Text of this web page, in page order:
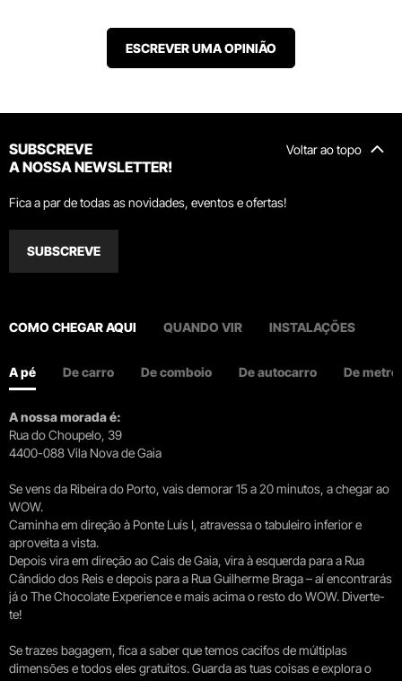
ESCREVER UMA OPINIÃO
Voltar ao topo
SUBSCREVE
A NOSSA NEWSLETTER!
Fica a par de todas as novidades, eventos e ofertas!
SUBSCREVE
COMO CHEGAR AQUI QUANDO VIR INSTALAÇÕES
A pé De carro De comboio De autocarro De metro
A nossa morada é:
Rua do Choupelo, 39
4400-088 Vila Nova de Gaia
Se vens da Ribeira do Porto, vais demorar 15 a 20 minutos, a chegar ao
WOW.
Caminha em direção à Ponte Luís I, atravessa o tabuleiro inferior e
aproveita a vista.
Depois vira em direção ao Cais de Gaia, vira à esquerda para a Rua
Cândido dos Reis e depois para a Rua Guilherme Braga – aí encontrarás
já o The Chocolate Experience e mais acima o resto do WOW. Diverte-
te!
Se trazes bagagem, fica a saber que temos cacifos de múltiplas
dimensões e todos eles gratuitos. Guarda as tuas coisas e explora o